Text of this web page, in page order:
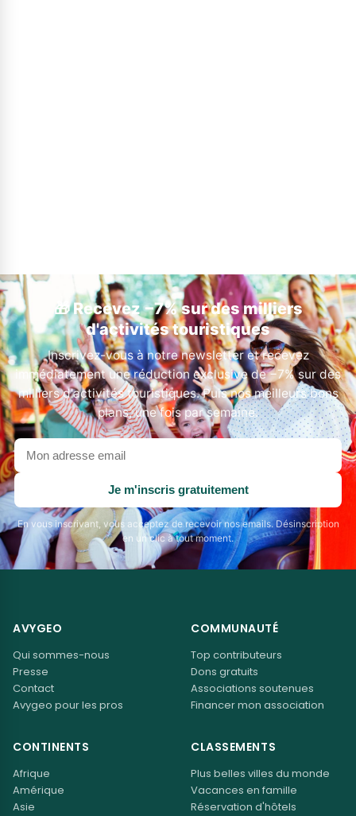
🎁 Recevez −7% sur des milliers
d'activités touristiques
Inscrivez-vous à notre newsletter et recevez
immédiatement une réduction exclusive de −7% sur des
milliers d'activités touristiques. Puis nos meilleurs bons
plans, une fois par semaine.
Votre
adresse
email
Je m'inscris gratuitement
En vous inscrivant, vous acceptez de recevoir nos emails. Désinscription
en un clic à tout moment.
AVYGEO
Qui sommes-nous
Presse
Contact
Avygeo pour les pros
COMMUNAUTÉ
Top contributeurs
Dons gratuits
Associations soutenues
Financer mon association
CONTINENTS
Afrique
Amérique
Asie
CLASSEMENTS
Plus belles villes du monde
Vacances en famille
Réservation d'hôtels